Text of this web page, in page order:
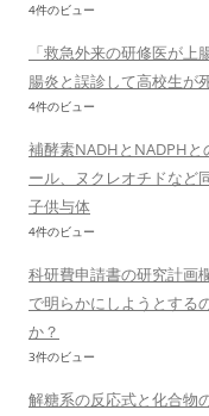
4件のビュー
「救急外来の研修医が
腸炎と誤診して高校生が
4件のビュー
補酵素NADHとNADPH
ール、ヌクレオチドなど
子供与体
4件のビュー
科研費申請書の研究計画
で明らかにしようとする
か？
3件のビュー
解糖系の反応式と化合物